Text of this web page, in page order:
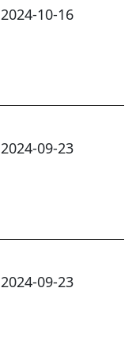
2024-10-16
2024-09-23
2024-09-23